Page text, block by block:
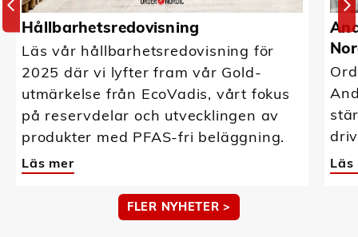
Hållbarhetsredovisning
Läs vår hållbarhetsredovisning för
2025 där vi lyfter fram vår Gold-
utmärkelse från EcoVadis, vårt fokus
på reservdelar och utvecklingen av
produkter med PFAS-fri beläggning.
Läs mer Läs
FLER NYHETER >